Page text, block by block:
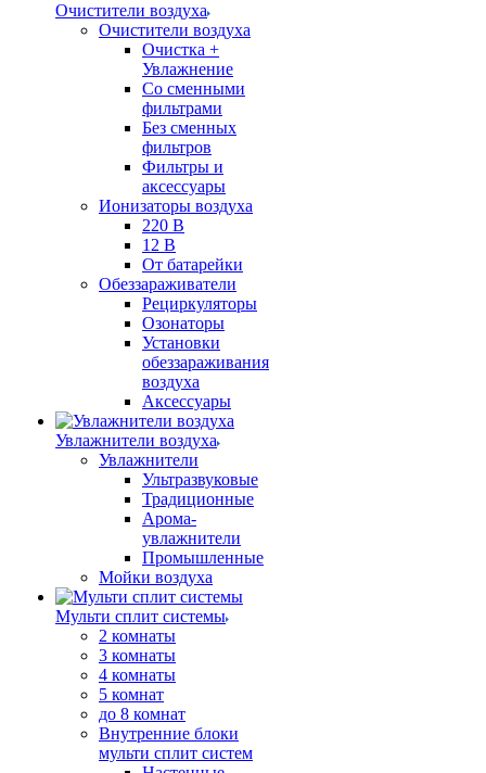
Очистители воздуха
Очистители воздуха
Очистка +
Увлажнение
Cо сменными
фильтрами
Без сменных
фильтров
Фильтры и
аксессуары
Ионизаторы воздуха
220 В
12 В
От батарейки
Обеззараживатели
Рециркуляторы
Озонаторы
Установки
обеззараживания
воздуха
Аксессуары
Увлажнители воздуха
Увлажнители
Ультразвуковые
Традиционные
Арома-
увлажнители
Промышленные
Мойки воздуха
Мульти сплит системы
2 комнаты
3 комнаты
4 комнаты
5 комнат
до 8 комнат
Внутренние блоки
мульти сплит систем